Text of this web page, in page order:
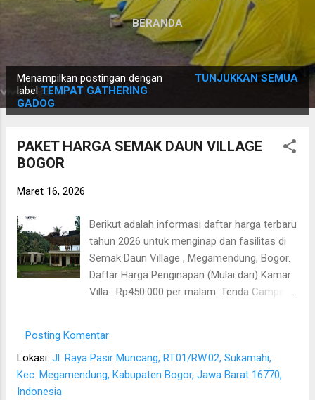
BERANDA
o
s
Menampilkan postingan dengan
labelTEMPAT GATHERING
GADOG
TUNJUKKAN SEMUA
PAKET HARGA SEMAK DAUN VILLAGE
BOGOR
Maret 16, 2026
Berikut adalah informasi daftar harga terbaru
tahun 2026 untuk menginap dan fasilitas di
Semak Daun Village , Megamendung, Bogor.
Daftar Harga Penginapan (Mulai dari) Kamar
Villa: Rp450.000 per malam. Tenda Camping:
Rp750.000. Fasilitas Tambahan & Biaya
Sewa Dapur Besar: Rp500.000 (sudah
termasuk meja prasmanan, lemari es,
Posting Komentar
Lokasi: Jl. Raya Pasir Muncang, RT.01/RW.02, Sukamahi,
Kec. Megamendung, Kabupaten Bogor, Jawa Barat 16770,
Indonesia